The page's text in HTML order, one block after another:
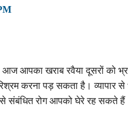
आपका खराब रवैया दूसरों को
करना पड़ सकता है। व्यापार से
संबंधित रोग आपको घेरे रह सकते